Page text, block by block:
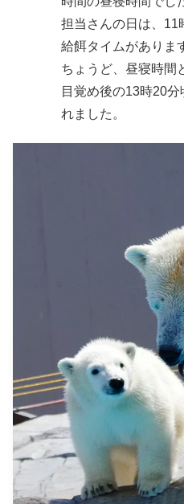
担当さんの日は、11
給餌タイムがありま
ちょうど、昼寝時間
目覚め後の13時20
れました。